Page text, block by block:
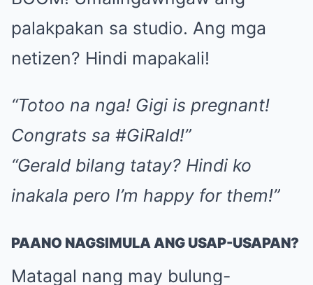
palakpakan sa studio. Ang mga
netizen? Hindi mapakali!
“Totoo na nga! Gigi is pregnant!
Congrats sa #GiRald!”
“Gerald bilang tatay? Hindi ko
inakala pero I’m happy for them!”
PAANO NAGSIMULA ANG USAP-USAPAN?
Matagal nang may bulung-